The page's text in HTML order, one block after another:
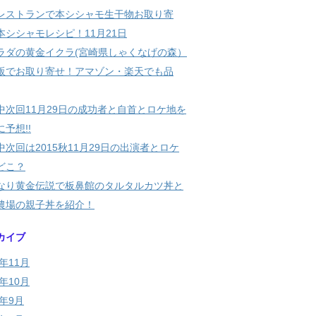
ストランで本シシャモ生干物お取り寄
シシャモレシピ！11月21日
ダの黄金イクラ(宮崎県しゃくなげの森）
でお取り寄せ！アマゾン・楽天でも品
次回11月29日の成功者と自首とロケ地を
予想!!
次回は2015秋11月29日の出演者とロケ
こ？
り黄金伝説で板鼻館のタルタルカツ丼と
場の親子丼を紹介！
イブ
11月
10月
9月